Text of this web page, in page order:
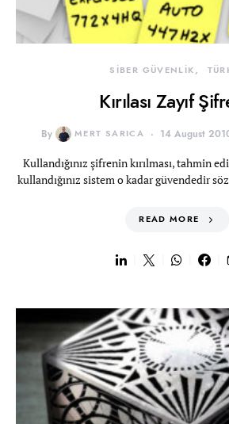
SİBER GÜVENLİK
Kırılası Zayıf
By MERT SARICA 14 August
Kullandığınız şifrenin kırılması, tahmin
kullandığınız sistem o kadar güvendedir
READ MORE